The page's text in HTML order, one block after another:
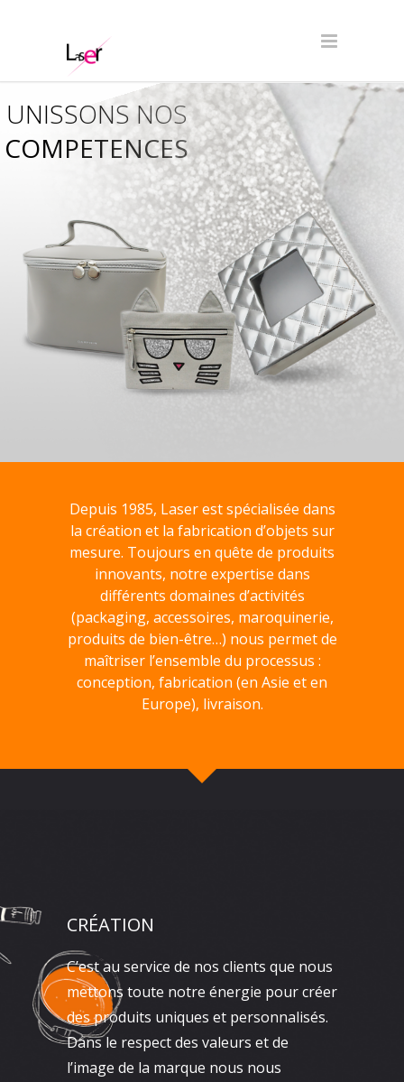
COMPETENCES
UNISSONS NOS
Depuis 1985, Laser est spécialisée dans
la création et la fabrication d’objets sur
mesure. Toujours en quête de produits
innovants, notre expertise dans
différents domaines d’activités
(packaging, accessoires, maroquinerie,
produits de bien-être…) nous permet de
maîtriser l’ensemble du processus :
conception, fabrication (en Asie et en
Europe), livraison.
CRÉATION
C’est au service de nos clients que nous
mettons toute notre énergie pour créer
des produits uniques et personnalisés.
Dans le respect des valeurs et de
l’image de la marque nous nous